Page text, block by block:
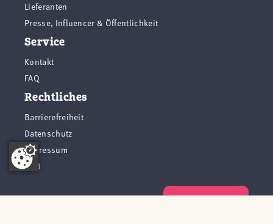
Lieferanten
Presse, Influencer & Öffentlichkeit
Service
Kontakt
FAQ
Rechtliches
Barrierefreiheit
Datenschutz
Impressum
AGB